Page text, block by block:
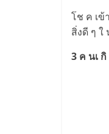
โช ค เข้
สิ่งดี ๆ
3 ค นเ